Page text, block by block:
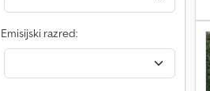
Emisijski razred: